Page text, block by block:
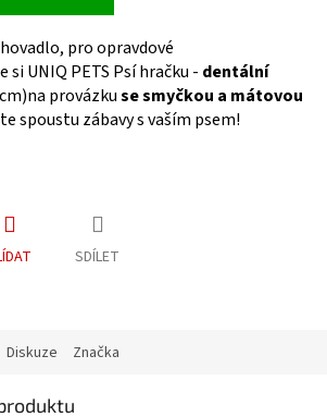
pro opravdové
siUNIQ PETS Psí hračku - dentální
provázkuse smyčkou a mátovou
spoustu zábavy s vaším psem!
SDÍLET
Diskuze Značka